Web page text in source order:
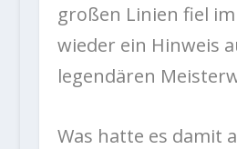
großen Linien fiel
wieder ein Hinweis
legendären
Was hatte es damit